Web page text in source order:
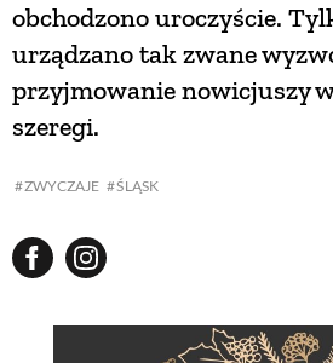
ZWYCZAJE ŚLĄSK
obchodzono uroczyście.
urządzano tak zwane
przyjmowanie nowicjuszy
szeregi.
NATURALNA
EKO ŻYCIE